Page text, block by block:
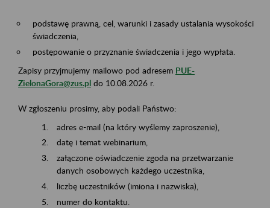
podstawę prawną, cel, warunki i zasady ustalania wysokości
świadczenia,
postępowanie o przyznanie świadczenia i jego wypłata.
Zapisy przyjmujemy mailowo pod adresem PUE-
ZielonaGora@zus.pl do 10.08.2026 r.
W zgłoszeniu prosimy, aby podali Państwo:
adres e-mail (na który wyślemy zaproszenie),
datę i temat webinarium,
załączone oświadczenie zgoda na przetwarzanie
danych osobowych każdego uczestnika,
liczbę uczestników (imiona i nazwiska),
numer do kontaktu.